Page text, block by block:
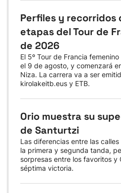
Perfiles y recorridos
etapas del Tour de
de 2026
El 5º Tour de Francia
el 9 de agosto, y comenzará
Niza. La carrera va a ser
kirolakeitb.eus y ETB.
Orio muestra su
de Santurtzi
Las diferencias entre las
la primera y segunda tanda,
sorpresas entre los favoritos y
séptima victoria.